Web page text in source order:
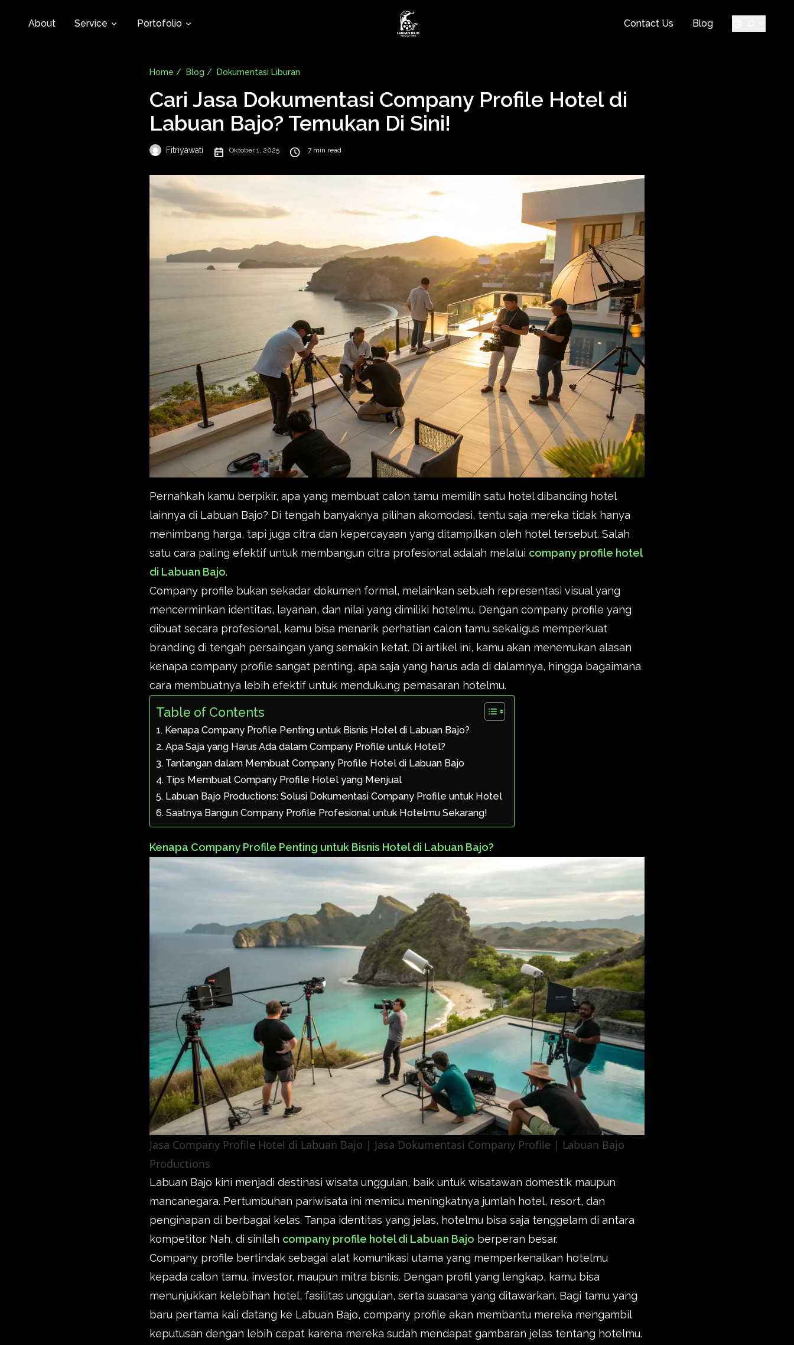
About Service Portofolio Contact Us Blog
Home / Blog / Dokumentasi Liburan
Cari Jasa Dokumentasi Company Profile Hotel di
Labuan Bajo? Temukan Di Sini!
Fitriyawati Oktober 1, 2025 7 min read
Pernahkah kamu berpikir, apa yang membuat calon tamu memilih satu hotel dibanding hotel
lainnya di Labuan Bajo? Di tengah banyaknya pilihan akomodasi, tentu saja mereka tidak hanya
menimbang harga, tapi juga citra dan kepercayaan yang ditampilkan oleh hotel tersebut. Salah
satu cara paling efektif untuk membangun citra profesional adalah melalui company profile hotel
di Labuan Bajo.
Company profile bukan sekadar dokumen formal, melainkan sebuah representasi visual yang
mencerminkan identitas, layanan, dan nilai yang dimiliki hotelmu. Dengan company profile yang
dibuat secara profesional, kamu bisa menarik perhatian calon tamu sekaligus memperkuat
branding di tengah persaingan yang semakin ketat. Di artikel ini, kamu akan menemukan alasan
kenapa company profile sangat penting, apa saja yang harus ada di dalamnya, hingga bagaimana
cara membuatnya lebih efektif untuk mendukung pemasaran hotelmu.
Table of Contents
Kenapa Company Profile Penting untuk Bisnis Hotel di Labuan Bajo?
Apa Saja yang Harus Ada dalam Company Profile untuk Hotel?
Tantangan dalam Membuat Company Profile Hotel di Labuan Bajo
Tips Membuat Company Profile Hotel yang Menjual
Labuan Bajo Productions: Solusi Dokumentasi Company Profile untuk Hotel
Saatnya Bangun Company Profile Profesional untuk Hotelmu Sekarang!
Kenapa Company Profile Penting untuk Bisnis Hotel di Labuan Bajo?
Jasa Company Profile Hotel di Labuan Bajo | Jasa Dokumentasi Company Profile | Labuan Bajo
Productions
Labuan Bajo kini menjadi destinasi wisata unggulan, baik untuk wisatawan domestik maupun
mancanegara. Pertumbuhan pariwisata ini memicu meningkatnya jumlah hotel, resort, dan
penginapan di berbagai kelas. Tanpa identitas yang jelas, hotelmu bisa saja tenggelam di antara
kompetitor. Nah, di sinilah company profile hotel di Labuan Bajo berperan besar.
Company profile bertindak sebagai alat komunikasi utama yang memperkenalkan hotelmu
kepada calon tamu, investor, maupun mitra bisnis. Dengan profil yang lengkap, kamu bisa
menunjukkan kelebihan hotel, fasilitas unggulan, serta suasana yang ditawarkan. Bagi tamu yang
baru pertama kali datang ke Labuan Bajo, company profile akan membantu mereka mengambil
keputusan dengan lebih cepat karena mereka sudah mendapat gambaran jelas tentang hotelmu.